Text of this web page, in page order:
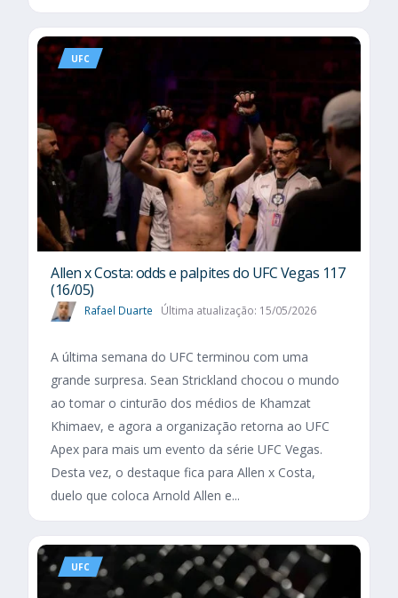
UFC
Allen x Costa: odds e palpites do UFC Vegas 117
(16/05)
Rafael Duarte Última atualização: 15/05/2026
A última semana do UFC terminou com uma
grande surpresa. Sean Strickland chocou o mundo
ao tomar o cinturão dos médios de Khamzat
Khimaev, e agora a organização retorna ao UFC
Apex para mais um evento da série UFC Vegas.
Desta vez, o destaque fica para Allen x Costa,
duelo que coloca Arnold Allen e...
UFC